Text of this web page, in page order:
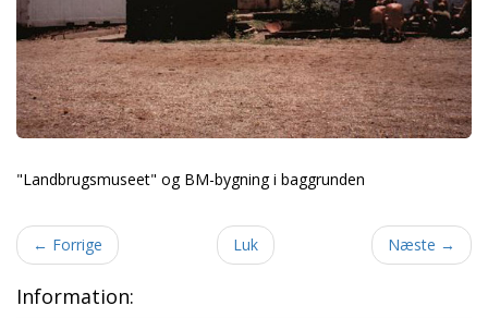
"Landbrugsmuseet" og BM-bygning i baggrunden
← Forrige Luk Næste →
Information: